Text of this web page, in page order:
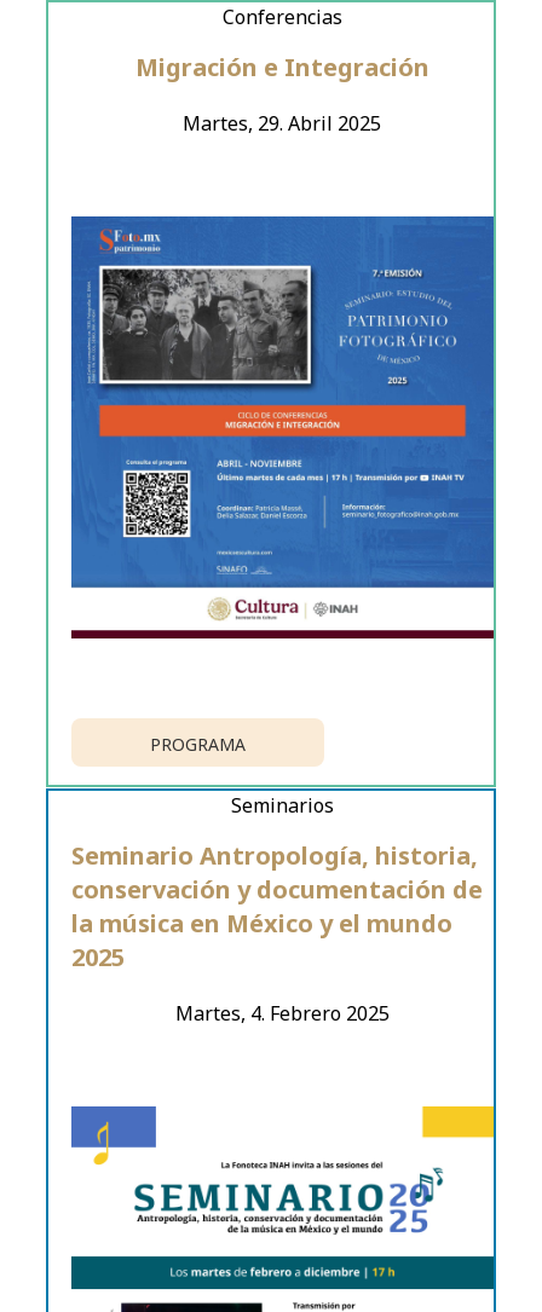
PROGRAMA
Martes, 29. Abril 2025
Migración e Integración
Conferencias
Martes, 4. Febrero 2025
Seminario Antropología, historia,
conservación y documentación de
la música en México y el mundo
2025
Seminarios